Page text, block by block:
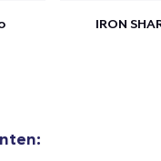
IRON